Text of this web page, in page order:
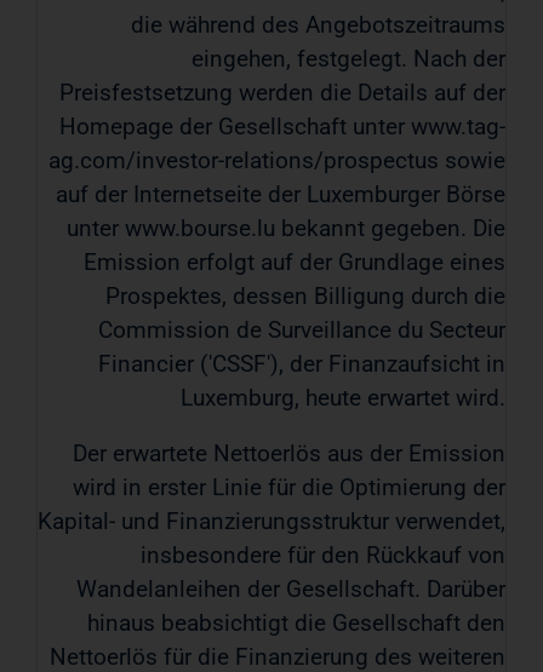
die während des Angebotszeitraums
eingehen, festgelegt. Nach der
Preisfestsetzung werden die Details auf der
Homepage der Gesellschaft unter www.tag-
ag.com/investor-relations/prospectus sowie
auf der Internetseite der Luxemburger Börse
unter www.bourse.lu bekannt gegeben. Die
Emission erfolgt auf der Grundlage eines
Prospektes, dessen Billigung durch die
Commission de Surveillance du Secteur
Financier ('CSSF'), der Finanzaufsicht in
Luxemburg, heute erwartet wird.
Der erwartete Nettoerlös aus der Emission
wird in erster Linie für die Optimierung der
Kapital- und Finanzierungsstruktur verwendet,
insbesondere für den Rückkauf von
Wandelanleihen der Gesellschaft. Darüber
hinaus beabsichtigt die Gesellschaft den
Nettoerlös für die Finanzierung des weiteren